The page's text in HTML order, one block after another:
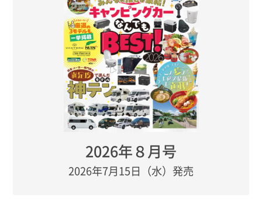
2026年８月号
2026年7月15日（水）発売